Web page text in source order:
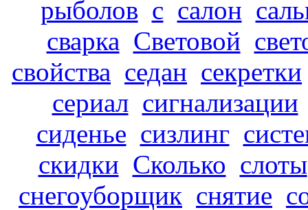
рыболов с салон
сварка Световой
свойства седан секретки
сериал сигнализации
сиденье сизлинг
скидки Сколько слоты
снегоуборщик снятие